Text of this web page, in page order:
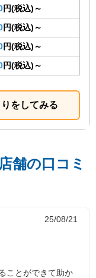
円(税込)～
円(税込)～
円(税込)～
円(税込)～
をしてみる
舗の口コミ
25/08/21
ことができて助か